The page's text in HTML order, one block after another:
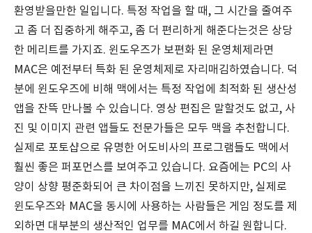
환영받을만한 일입니다. 특정 작업을 할 때, 그 시간을 줄여주
고 좀 더 집중하게 해주고, 좀 더 편리하게 해준다는것은 상당
한 메리트를 가지죠. 윈도우즈가 보편화 된 운영체제라면
MAC은 예전부터 특화 된 운영체제로 자리매김하였습니다. 덕
분에 윈도우즈에 비해 맥에서는 특정 작업에 최적화 된 생산성
앱을 잔뜩 만나볼 수 있습니다. 영상 편집은 말할것도 없고, 사
진 및 이미지 관련 앱들도 전문가들은 모두 맥을 추천합니다.
실제로 포토샵으로 유명한 어도비사의 프로그램들도 맥에서
훨씬 좋은 퍼포먼스를 보여주고 있습니다. 요즘에는 PC의 사
양이 상향 평준화되어 큰 차이점을 느끼진 못하지만, 실제로
윈도우즈와 MAC을 동시에 사용하는 사람들은 게임 정도를 제
외하면 대부분의 생산적인 업무를 MAC에서 하길 원합니다.